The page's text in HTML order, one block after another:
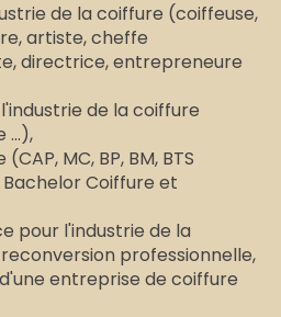
de la coiffure (coiffeuse,
artiste, cheffe
directrice, entrepreneure
de la coiffure
MC, BP, BM, BTS
Coiffure et
pour l'industrie de la
professionnelle,
entreprise de coiffure